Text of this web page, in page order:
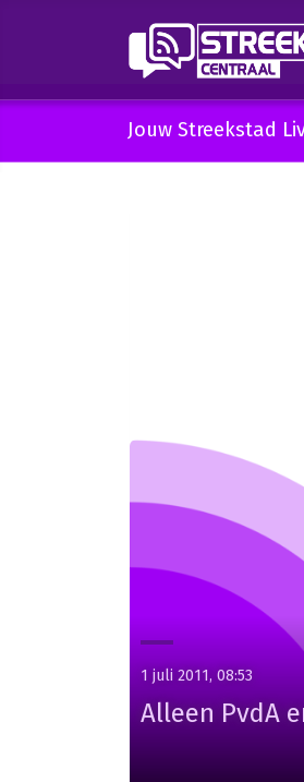
Jouw Streekstad
1 juli 2011, 08:53
Alleen PvdA